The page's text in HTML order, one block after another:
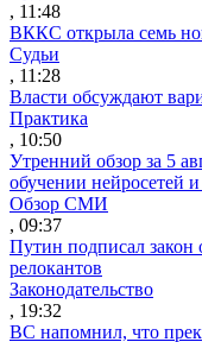
, 11:48
ВККС открыла семь
Судьи
, 11:28
Власти обсуждают
Практика
, 10:50
Утренний обзор за 5
обучении нейросетей
Обзор СМИ
, 09:37
Путин подписал закон
релокантов
Законодательство
, 19:32
ВС напомнил, что